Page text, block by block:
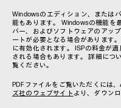
Windowsのエディション、または
能もあります。 Windowsの機能を
バー、およびソフトウェアのアッ
ートが必要となる場合があります
に有効化されます。 ISPの料金が
される場合もあります。 詳細につい
覧ください。
PDFファイルをご覧いただくには、
ズ社のウェブサイト より、ダウン